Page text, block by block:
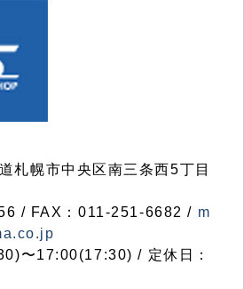
幌市中央区南三条西5丁目
/ FAX：011-251-6682 / m
〜17:00(17:30) / 定休日：